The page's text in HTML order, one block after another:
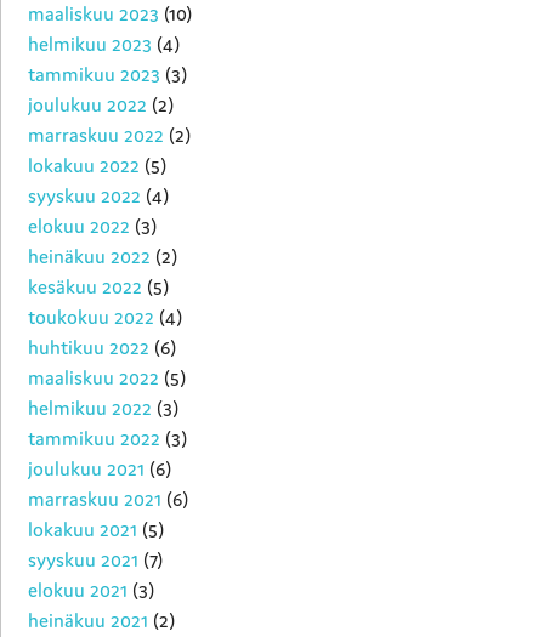
maaliskuu 2023 (10)
helmikuu 2023 (4)
tammikuu 2023 (3)
joulukuu 2022 (2)
marraskuu 2022 (2)
lokakuu 2022 (5)
syyskuu 2022 (4)
elokuu 2022 (3)
heinäkuu 2022 (2)
kesäkuu 2022 (5)
toukokuu 2022 (4)
huhtikuu 2022 (6)
maaliskuu 2022 (5)
helmikuu 2022 (3)
tammikuu 2022 (3)
joulukuu 2021 (6)
marraskuu 2021 (6)
lokakuu 2021 (5)
syyskuu 2021 (7)
elokuu 2021 (3)
heinäkuu 2021 (2)